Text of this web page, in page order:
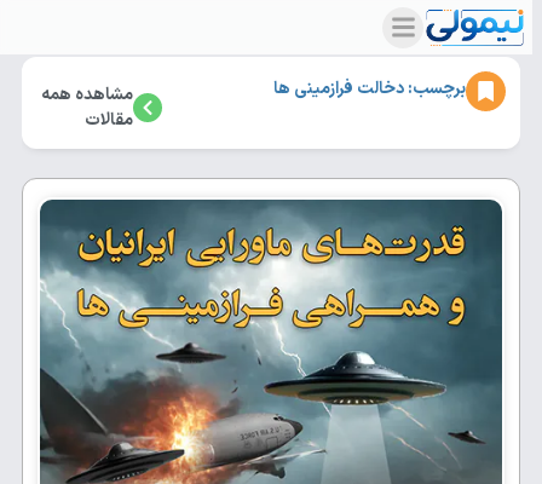
برچسب: دخالت فرازمینی ها
مشاهده همه
مقالات